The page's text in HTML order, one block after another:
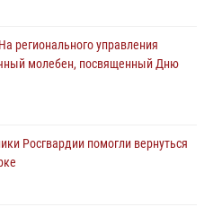
регионального управления
молебен, посвященный Дню
Росгвардии помогли вернуться